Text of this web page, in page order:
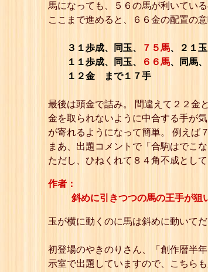
馬になっても、５６の馬が利いてい
ここまで進めると、６６金の配置の
３１歩成、同玉、 ７５馬、２１玉
１１歩成、同玉、
６６馬、同馬、
１２金 まで１７手
最後は頭金で詰み。 間違えて２２金
金を取られないように中合する手が
が寄れるようになって簡単。 例えば
まあ、出題コメントで「合駒はでこ
ただし、ひねくれて８４角不成とし
作者：
斜めに引きつつの馬の王手が狙
玉が横に動くのに馬は斜めに動いて
初登場のやきのりさん、「創作暦半
示室で出題していますので、こちら